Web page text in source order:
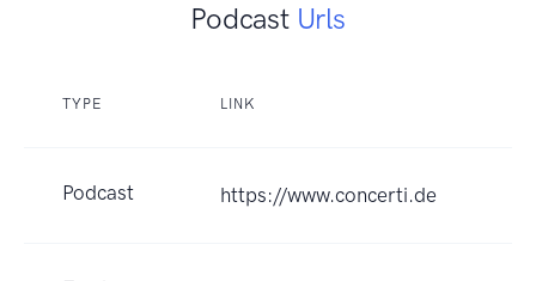
Podcast Urls
TYPE LINK
Podcast https://www.concerti.de